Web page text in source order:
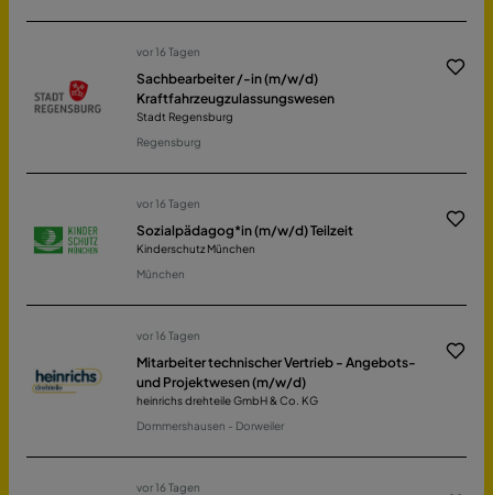
vor 16 Tagen
Sachbearbeiter /-in (m/w/d)
Kraftfahrzeugzulassungswesen
Stadt Regensburg
Regensburg
vor 16 Tagen
Sozialpädagog*in (m/w/d) Teilzeit
Kinderschutz München
München
vor 16 Tagen
Mitarbeiter technischer Vertrieb - Angebots-
und Projektwesen (m/w/d)
heinrichs drehteile GmbH & Co. KG
Dommershausen - Dorweiler
vor 16 Tagen